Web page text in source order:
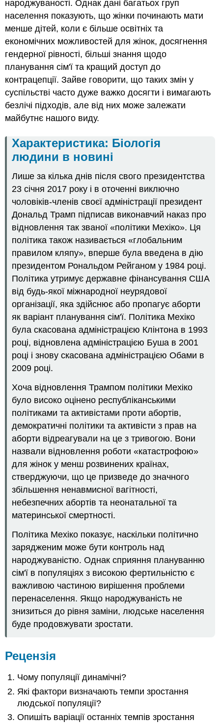
народжуваності. Однак дані багатьох груп
населення показують, що жінки починають мати
менше дітей, коли є більше освітніх та
економічних можливостей для жінок, досягнення
гендерної рівності, більші знання щодо
планування сім'ї та кращий доступ до
контрацепції. Зайве говорити, що таких змін у
суспільстві часто дуже важко досягти і вимагають
безлічі підходів, але від них може залежати
майбутнє нашого виду.
Характеристика: Біологія
людини в новині
Лише за кілька днів після свого президентства
23 січня 2017 року і в оточенні виключно
чоловіків-членів своєї адміністрації президент
Дональд Трамп підписав виконавчий наказ про
відновлення так званої «політики Мехіко». Ця
політика також називається «глобальним
правилом кляпу», вперше була введена в дію
президентом Рональдом Рейганом у 1984 році.
Політика утримує державне фінансування США
від будь-якої міжнародної неурядової
організації, яка здійснює або пропагує аборти
як варіант планування сім'ї. Політика Мехіко
була скасована адміністрацією Клінтона в 1993
році, відновлена адміністрацією Буша в 2001
році і знову скасована адміністрацією Обами в
2009 році.
Хоча відновлення Трампом політики Мехіко
було високо оцінено республіканськими
політиками та активістами проти абортів,
демократичні політики та активісти з прав на
аборти відреагували на це з тривогою. Вони
назвали відновлення роботи «катастрофою»
для жінок у менш розвинених країнах,
стверджуючи, що це призведе до значного
збільшення ненавмисної вагітності,
небезпечних абортів та неонатальної та
материнської смертності.
Політика Мехіко показує, наскільки політично
зарядженим може бути контроль над
народжуваністю. Однак сприяння плануванню
сім'ї в популяціях з високою фертильністю є
важливою частиною вирішення проблеми
перенаселення. Якщо народжуваність не
знизиться до рівня заміни, людське населення
буде продовжувати зростати.
Рецензія
Чому популяції динамічні?
Які фактори визначають темпи зростання
людської популяції?
Опишіть варіації останніх темпів зростання